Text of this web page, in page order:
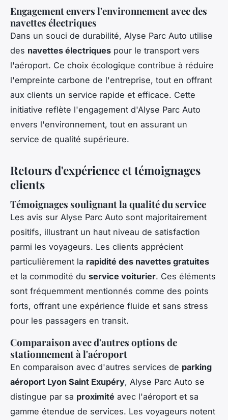
Engagement envers l'environnement avec des
navettes électriques
Dans un souci de durabilité, Alyse Parc Auto utilise
des navettes électriques pour le transport vers
l'aéroport. Ce choix écologique contribue à réduire
l'empreinte carbone de l'entreprise, tout en offrant
aux clients un service rapide et efficace. Cette
initiative reflète l'engagement d'Alyse Parc Auto
envers l'environnement, tout en assurant un
service de qualité supérieure.
Retours d'expérience et témoignages
clients
Témoignages soulignant la qualité du service
Les avis sur Alyse Parc Auto sont majoritairement
positifs, illustrant un haut niveau de satisfaction
parmi les voyageurs. Les clients apprécient
particulièrement la rapidité des navettes gratuites
et la commodité du service voiturier. Ces éléments
sont fréquemment mentionnés comme des points
forts, offrant une expérience fluide et sans stress
pour les passagers en transit.
Comparaison avec d'autres options de
stationnement à l'aéroport
En comparaison avec d'autres services de parking
aéroport Lyon Saint Exupéry, Alyse Parc Auto se
distingue par sa proximité avec l'aéroport et sa
gamme étendue de services. Les voyageurs notent